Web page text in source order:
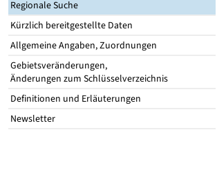
Regionale Suche
Kürzlich bereitgestellte Daten
Allgemeine Angaben, Zuordnungen
Gebietsveränderungen,
Änderungen zum Schlüsselverzeichnis
Definitionen und Erläuterungen
Newsletter